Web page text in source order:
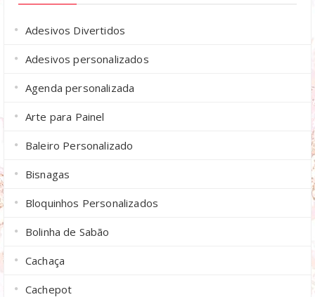
Adesivos Divertidos
Adesivos personalizados
Agenda personalizada
Arte para Painel
Baleiro Personalizado
Bisnagas
Bloquinhos Personalizados
Bolinha de Sabão
Cachaça
Cachepot